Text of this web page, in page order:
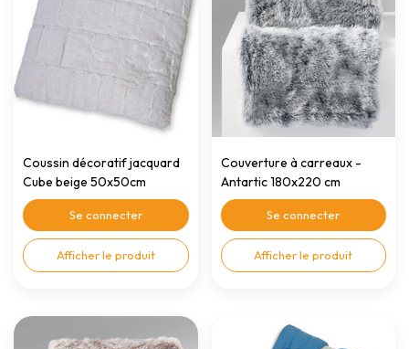
Coussin décoratif jacquard
Cube beige 50x50cm
polyester
Se connecter
Afficher le produit
Couverture à carreaux -
Antartic 180x220 cm
anthracite
Se connecter
Afficher le produit